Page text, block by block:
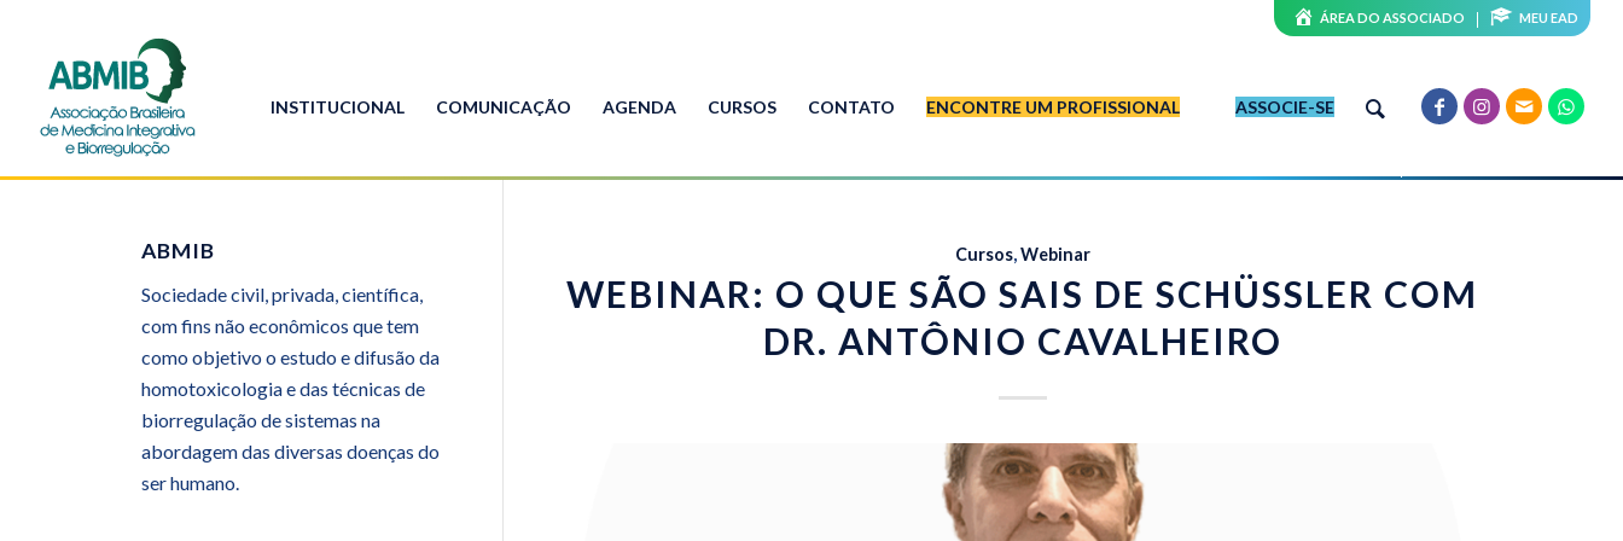
ÁREA DO ASSOCIADO MEU EAD
INSTITUCIONAL COMUNICAÇÃO AGENDA CURSOS CONTATO ENCONTRE UM PROFISSIONAL ASSOCIE-SE
Cursos,Webinar
WEBINAR: O QUE SÃO SAIS DE SCHÜSSLER COM
DR. ANTÔNIO CAVALHEIRO
ABMIB
Sociedade civil, privada, científica,
com fins não econômicos que tem
como objetivo o estudo e difusão da
homotoxicologia e das técnicas de
biorregulação de sistemas na
abordagem das diversas doenças do
ser humano.